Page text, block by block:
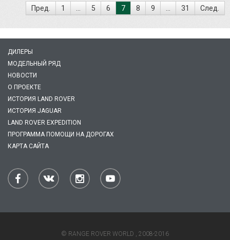
Пред. 1 5 6 7 8 9 31 След.
ДИЛЕРЫ
МОДЕЛЬНЫЙ РЯД
НОВОСТИ
О ПРОЕКТЕ
ИСТОРИЯ LAND ROVER
ИСТОРИЯ JAGUAR
LAND ROVER EXPEDITION
ПРОГРАММА ПОМОЩИ НА ДОРОГАХ
КАРТА САЙТА
© RANGE ROVER WORLD , 2008-2016